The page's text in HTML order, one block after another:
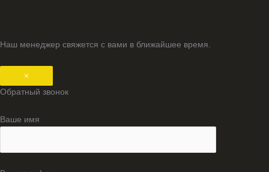
Наш менеджер свяжется с вами в ближайшее время.
×
Обратный звонок
Ваше имя